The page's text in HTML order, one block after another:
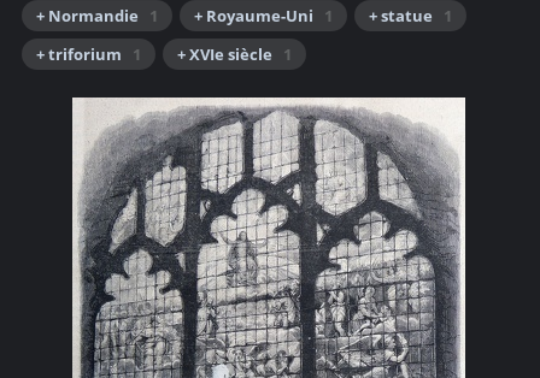
+ Normandie
1 + Royaume-Uni 1 + statue
1
+ triforium
1 + XVIe siècle 1